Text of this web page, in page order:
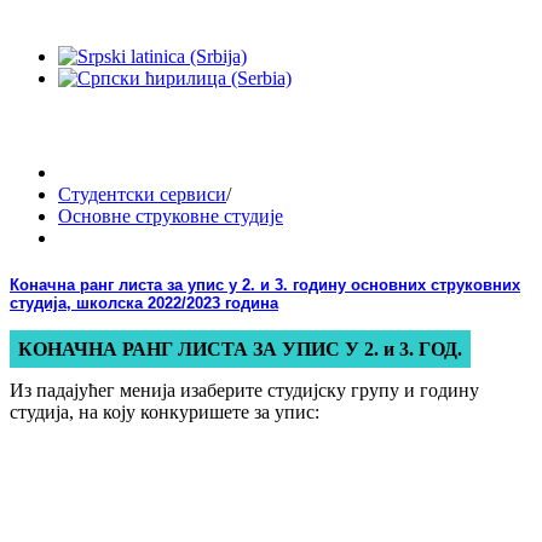
Студентски сервиси/
Основне струковне студије
Коначна ранг листа за упис у 2. и 3. годину основних струковних
студија, школска 2022/2023 година
КОНАЧНА РАНГ ЛИСТА ЗА УПИС У 2. и 3. ГОД.
Из падајућег менија изаберите студијску групу и годину
студија, на коју конкуришете за упис: